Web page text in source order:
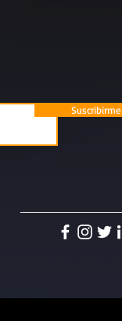
Suscribirme